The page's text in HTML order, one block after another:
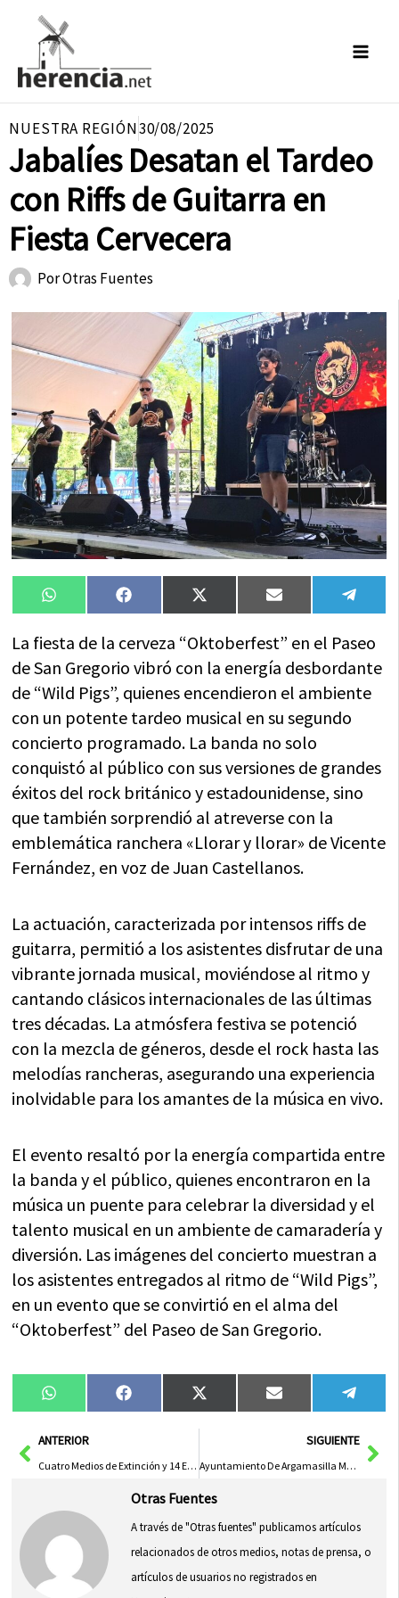
contenido
NUESTRA REGIÓN30/08/2025
Jabalíes Desatan el Tardeo
con Riffs de Guitarra en
Fiesta Cervecera
PorOtras Fuentes
Compartir
en
WhatsAppCompartir
en
FacebookCompartir
en
X
(Twitter)
Compartir
en
Email
en
La fiesta de la cerveza “Oktoberfest” en el Paseo
de San Gregorio vibró con la energía desbordante
de “Wild Pigs”, quienes encendieron el ambiente
con un potente tardeo musical en su segundo
concierto programado. La banda no solo
conquistó al público con sus versiones de grandes
éxitos del rock británico y estadounidense, sino
que también sorprendió al atreverse con la
emblemática ranchera «Llorar y llorar» de Vicente
Fernández, en voz de Juan Castellanos.
La actuación, caracterizada por intensos riffs de
guitarra, permitió a los asistentes disfrutar de una
vibrante jornada musical, moviéndose al ritmo y
cantando clásicos internacionales de las últimas
tres décadas. La atmósfera festiva se potenció
con la mezcla de géneros, desde el rock hasta las
melodías rancheras, asegurando una experiencia
inolvidable para los amantes de la música en vivo.
El evento resaltó por la energía compartida entre
la banda y el público, quienes encontraron en la
música un puente para celebrar la diversidad y el
talento musical en un ambiente de camaradería y
diversión. Las imágenes del concierto muestran a
los asistentes entregados al ritmo de “Wild Pigs”,
en un evento que se convirtió en el alma del
“Oktoberfest” del Paseo de San Gregorio.
Compartir
en
WhatsAppCompartir
en
FacebookCompartir
en
X
(Twitter)
Compartir
en
Email
en
AntANTERIOR
Cuatro Medios de Extinción y 14 Efectivos Combaten Incendio en Loranca de Tajuña
SIGUIENTE
Ayuntamiento De Argamasilla Moviliza Medios Y Servicios Para Incidente Del Tren AVE
Otras Fuentes
A través de "Otras fuentes" publicamos artículos
relacionados de otros medios, notas de prensa, o
artículos de usuarios no registrados en